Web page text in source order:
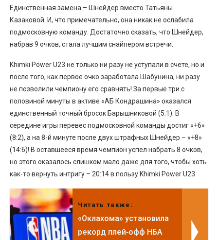
Единственная замена – Шнейдер вместо Татьяны
Казаковой. И, что примечательно, она никак не ослабила
подмосковную команду. Достаточно сказать, что Шнейдер,
набрав 9 очков, стала лучшим снайпером встречи.
Khimki Power U23 не только ни разу не уступали в счете, но и
после того, как первое очко заработала Шабунина, ни разу
не позволили чемпиону его сравнять! За первые три с
половиной минуты в активе «АБ Кондрашина» оказался
единственный точный бросок Барышниковой (5:1). В
середине игры перевес подмосковной команды достиг «+6»
(8:2), а на 8-й минуте после двух штрафных Шнейдер – «+8»
(14:6)! В оставшееся время чемпион успел набрать 8 очков,
но этого оказалось слишком мало даже для того, чтобы хоть
как-то вернуть интригу – 20:14 в пользу Khimki Power U23.
Читать также:
«Оклахома» установила
рекорд плей‑офф НБА